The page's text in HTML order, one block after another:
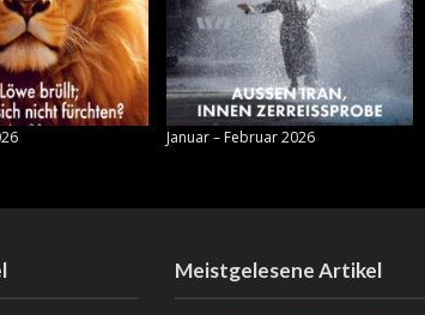
Januar – Februar 2026
Meistgelesene Artikel